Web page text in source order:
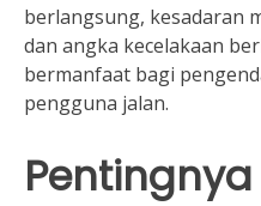
berlangsung, kesadaran
dan angka kecelakaan
bermanfaat bagi
pengguna jalan.